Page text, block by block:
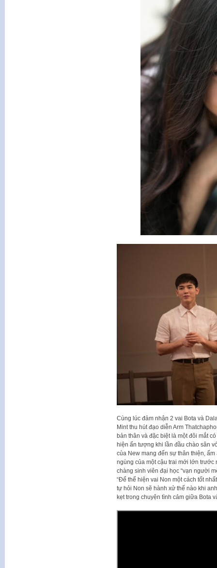
Cùng lúc đảm nhận 2 vai Bota và
Mint thu hút đạo diễn Arm
bản thân và đặc biệt là một đôi mắt
hiện ấn tượng khi lần đầu chào sân
của New mang đến sự thân thiện,
ngùng của một cậu trai mới lớn
chàng sinh viên đại học “vạn người
“Để thể hiện vai Non một cách tốt
tự hỏi Non sẽ hành xử thế nào khi
kẹt trong chuyện tình cảm giữa Bota